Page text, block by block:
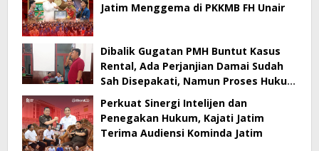
Jatim Menggema di PKKMB FH Unair
Dibalik Gugatan PMH Buntut Kasus
Rental, Ada Perjanjian Damai Sudah
Sah Disepakati, Namun Proses Hukum
Berlanjut
Perkuat Sinergi Intelijen dan
Penegakan Hukum, Kajati Jatim
Terima Audiensi Kominda Jatim